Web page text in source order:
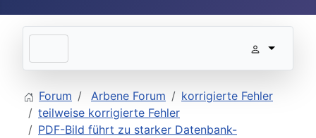
Forum Arbene Forum
korrigierte Fehler
teilweise korrigierte Fehler
PDF-Bild führt zu starker Datenbank-